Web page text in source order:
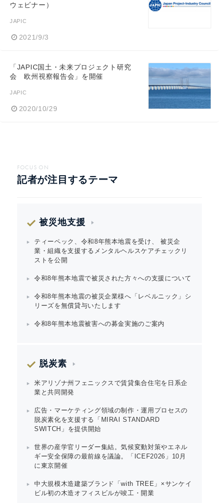
ウェビナー）
JAPIC
2021/9/3
「JAPIC国土・未来プロジェクト研究
会 欧州視察報告会」を開催
JAPIC
2020/10/29
FOCUS ON
記者が注目するテーマ
被災地支援
ティーペック、令和8年熊本地震を受け、 被災企
業・組織を支援するメンタルヘルスケアチェックリ
ストを公開
令和8年熊本地震で被災された方々への支援について
令和8年熊本地震の被災企業様へ「レベルニック」シ
リーズを無償貸与いたします
令和8年熊本地震被害への募金実施のご案内
脱炭素
米アリゾナ州フェニックスで賃貸集合住宅を日系企
業と共同開発
広告・マーケティング領域の制作・運用プロセスの
脱炭素化を支援する「MIRAI STANDARD
SWITCH」を提供開始
世界の産学官リーダー集結。気候変動対策やエネル
ギー安全保障の最前線を議論。「ICEF2026」10月
に東京開催
中大規模木造建築ブランド「with TREE」×サンケイ
ビル初の木造オフィスビルが竣工・開業